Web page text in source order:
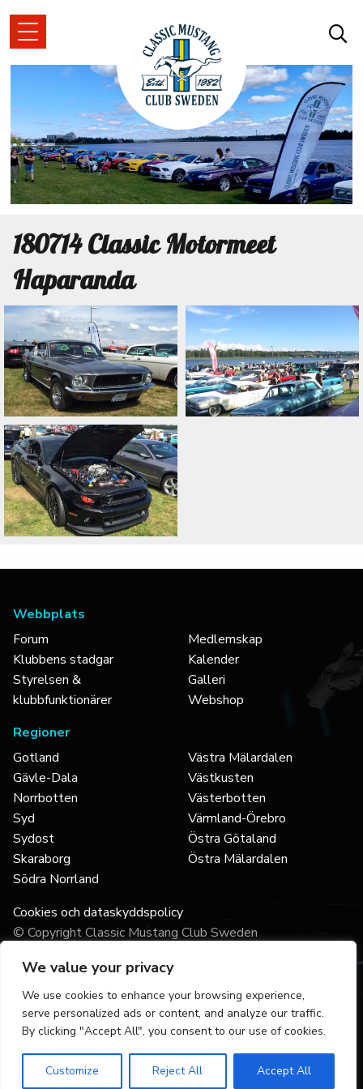
We value your privacy
We use cookies to enhance your browsing experience,
serve personalized ads or content, and analyze our traffic.
By clicking "Accept All", you consent to our use of cookies.
Customize Reject All Accept All
180714 Classic Motormeet
Haparanda
Webbplats
Forum
Klubbens stadgar
Styrelsen &
klubbfunktionärer
Medlemskap
Kalender
Galleri
Webshop
Regioner
Gotland
Gävle-Dala
Norrbotten
Syd
Sydost
Skaraborg
Södra Norrland
Västra Mälardalen
Västkusten
Västerbotten
Värmland-Örebro
Östra Götaland
Östra Mälardalen
Cookies och dataskyddspolicy
© Copyright Classic Mustang Club Sweden